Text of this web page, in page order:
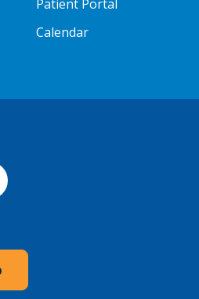
Patient Portal
Calendar